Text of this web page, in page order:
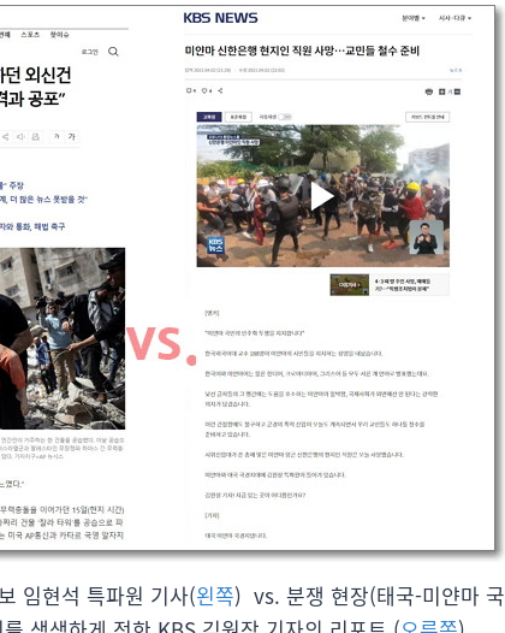
임현석 특파원 기사(왼쪽) vs. 분쟁 현장(태국-미얀마 국